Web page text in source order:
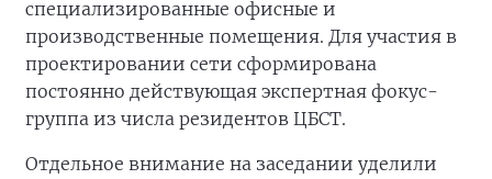
специализированные офисные и
производственные помещения. Для участия в
проектировании сети сформирована
постоянно действующая экспертная фокус-
группа из числа резидентов ЦБСТ.
Отдельное внимание на заседании уделили